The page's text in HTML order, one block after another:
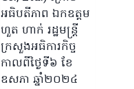
អធិបតីភាព ឯកឧត្តម
ហួត ហាក់ រដ្ឋមន្រ្តី
ក្រសួងអធិការកិច្ច
កាលពីថ្ងៃទី៦ ខែ
ឧសភា ឆ្នាំ២០២៤